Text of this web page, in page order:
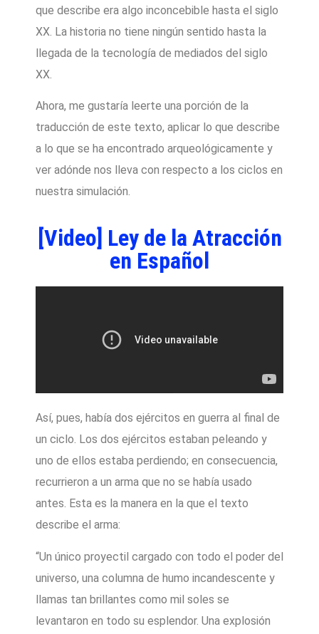
que describe era algo inconcebible hasta el siglo
XX. La historia no tiene ningún sentido hasta la
llegada de la tecnología de mediados del siglo
XX.
Ahora, me gustaría leerte una porción de la
traducción de este texto, aplicar lo que describe
a lo que se ha encontrado arqueológicamente y
ver adónde nos lleva con respecto a los ciclos en
nuestra simulación.
[Video] Ley de la Atracción
en Español
Así, pues, había dos ejércitos en guerra al final de
un ciclo. Los dos ejércitos estaban peleando y
uno de ellos estaba perdiendo; en consecuencia,
recurrieron a un arma que no se había usado
antes. Esta es la manera en la que el texto
describe el arma:
“Un único proyectil cargado con todo el poder del
universo, una columna de humo incandescente y
llamas tan brillantes como mil soles se
levantaron en todo su esplendor. Una explosión